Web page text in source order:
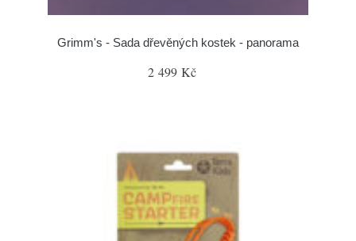
Grimm's - Sada dřevěných kostek - panorama
2 499 Kč